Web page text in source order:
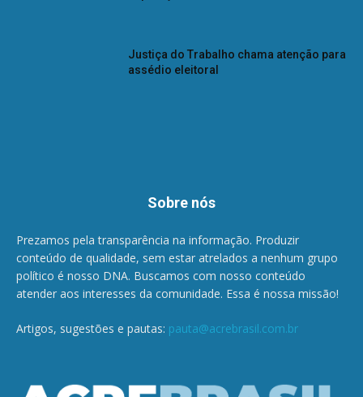
Justiça do Trabalho chama atenção para
assédio eleitoral
Sobre nós
Prezamos pela transparência na informação. Produzir
conteúdo de qualidade, sem estar atrelados a nenhum grupo
político é nosso DNA. Buscamos com nosso conteúdo
atender aos interesses da comunidade. Essa é nossa missão!
Artigos, sugestões e pautas: pauta@acrebrasil.com.br